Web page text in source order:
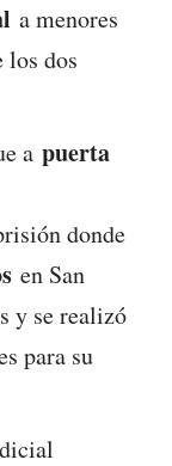
a menores
los dos
a puerta
donde
en San
y se realizó
para su